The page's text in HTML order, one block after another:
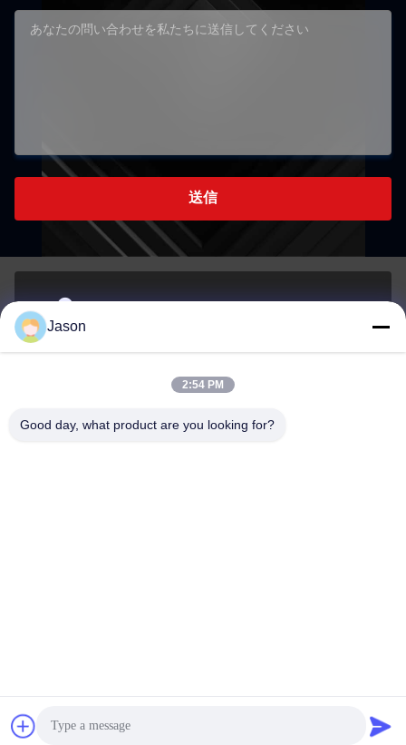
お問い合わせ
送信
アドレス
メール
youtongsales@gmail.com
Fujian Youtong Industries Co., Ltd.
Jason
2:54 PM
Good day, what product are you looking for?